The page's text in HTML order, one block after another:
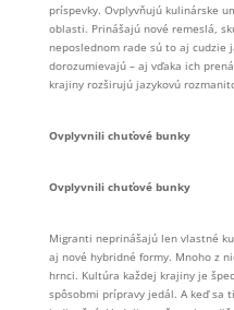
príspevky. Ovplyvňujú kulinárske
oblasti. Prinášajú nové remeslá,
neposlednom rade sú to aj cudzie
dorozumievajú – aj vďaka ich
krajiny rozširujú jazykovú
Ovplyvnili chuťové bunky
Ovplyvnili chuťové bunky
Migranti neprinášajú len vlastné
aj nové hybridné formy. Mnoho z
hrnci. Kultúra každej krajiny je
spôsobmi prípravy jedál. A keď sa